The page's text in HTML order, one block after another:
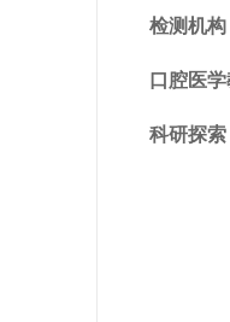
检测机构
口腔医
科研探索